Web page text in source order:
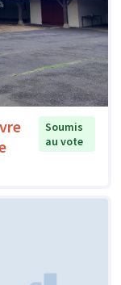
Soumis
au vote